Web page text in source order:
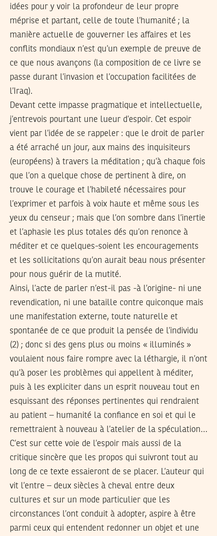
idées pour y voir la profondeur de leur propre
méprise et partant, celle de toute l’humanité ; la
manière actuelle de gouverner les affaires et les
conflits mondiaux n’est qu’un exemple de preuve de
ce que nous avançons (la composition de ce livre se
passe durant l’invasion et l’occupation facilitées de
l’Iraq).
Devant cette impasse pragmatique et intellectuelle,
j’entrevois pourtant une lueur d’espoir. Cet espoir
vient par l’idée de se rappeler : que le droit de parler
a été arraché un jour, aux mains des inquisiteurs
(européens) à travers la méditation ; qu’à chaque fois
que l’on a quelque chose de pertinent à dire, on
trouve le courage et l’habileté nécessaires pour
l’exprimer et parfois à voix haute et même sous les
yeux du censeur ; mais que l’on sombre dans l’inertie
et l’aphasie les plus totales dés qu’on renonce à
méditer et ce quelques-soient les encouragements
et les sollicitations qu’on aurait beau nous présenter
pour nous guérir de la mutité.
Ainsi, l’acte de parler n’est-il pas -à l’origine- ni une
revendication, ni une bataille contre quiconque mais
une manifestation externe, toute naturelle et
spontanée de ce que produit la pensée de l’individu
(2) ; donc si des gens plus ou moins « illuminés »
voulaient nous faire rompre avec la léthargie, il n’ont
qu’à poser les problèmes qui appellent à méditer,
puis à les expliciter dans un esprit nouveau tout en
esquissant des réponses pertinentes qui rendraient
au patient – humanité la confiance en soi et qui le
remettraient à nouveau à l’atelier de la spéculation…
C’est sur cette voie de l’espoir mais aussi de la
critique sincère que les propos qui suivront tout au
long de ce texte essaieront de se placer. L’auteur qui
vit l’entre – deux siècles à cheval entre deux
cultures et sur un mode particulier que les
circonstances l’ont conduit à adopter, aspire à être
parmi ceux qui entendent redonner un objet et une